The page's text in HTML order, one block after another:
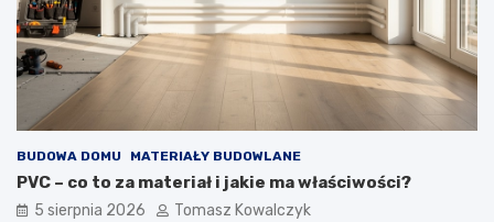
y
c
h
i
n
ę
t
u
d
o
w
BUDOWA DOMU MATERIAŁY BUDOWLANE
PVC – co to za materiał i jakie ma właściwości?
5 sierpnia 2026 Tomasz Kowalczyk